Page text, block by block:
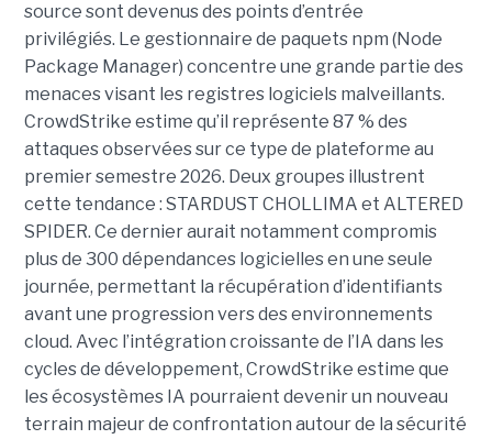
source sont devenus des points d’entrée
privilégiés. Le gestionnaire de paquets npm (Node
Package Manager) concentre une grande partie des
menaces visant les registres logiciels malveillants.
CrowdStrike estime qu’il représente 87 % des
attaques observées sur ce type de plateforme au
premier semestre 2026. Deux groupes illustrent
cette tendance : STARDUST CHOLLIMA et ALTERED
SPIDER. Ce dernier aurait notamment compromis
plus de 300 dépendances logicielles en une seule
journée, permettant la récupération d’identifiants
avant une progression vers des environnements
cloud. Avec l’intégration croissante de l’IA dans les
cycles de développement, CrowdStrike estime que
les écosystèmes IA pourraient devenir un nouveau
terrain majeur de confrontation autour de la sécurité